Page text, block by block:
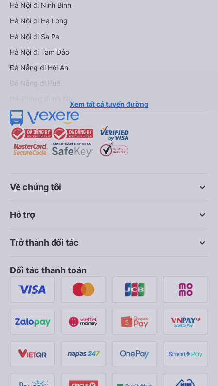
Hà Nội đi Ninh Bình
Hà Nội đi Hạ Long
Hà Nội đi Sa Pa
Hà Nội đi Tam Đảo
Đà Nẵng đi Hội An
Đà Nẵng đi Huế
Xem tất cả tuyến đường
keyboard_arrow_down
Về chúng tôi
keyboard_arrow_down
Hỗ trợ
keyboard_arrow_down
Trở thành đối tác
Đối tác thanh toán